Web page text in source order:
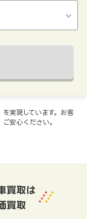
実現しています。お客
安心ください。
買取は
買取